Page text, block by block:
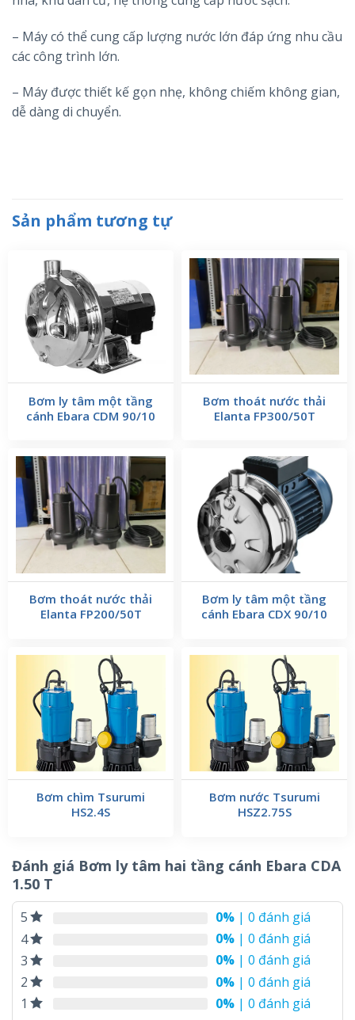
– Máy có thể cung cấp lượng nước lớn đáp ứng nhu cầu
các công trình lớn.
– Máy được thiết kế gọn nhẹ, không chiếm không gian,
dễ dàng di chuyển.
Sản phẩm tương tự
Bơm ly tâm một tầng
cánh Ebara CDM 90/10
Bơm thoát nước thải
Elanta FP300/50T
Bơm thoát nước thải
Elanta FP200/50T
Bơm ly tâm một tầng
cánh Ebara CDX 90/10
Bơm chìm Tsurumi
HS2.4S
Bơm nước Tsurumi
HSZ2.75S
Đánh giá Bơm ly tâm hai tầng cánh Ebara CDA
1.50 T
5 0% | 0 đánh giá
4
0% | 0 đánh giá
3
0% | 0 đánh giá
2
0% | 0 đánh giá
1
0% | 0 đánh giá